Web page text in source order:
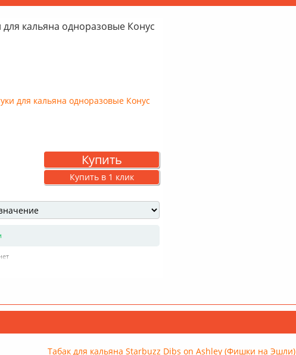
кальяна одноразовые Конус
Купить
Купить в 1 клик
Табак для кальяна Starbuzz Dibs on Ashley (Фишки на Эшли)